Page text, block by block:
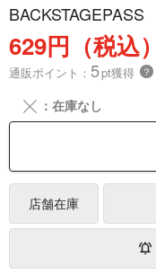
BACKSTAGEPASS
629円（税込）
通販ポイント： 5pt獲得 ？
╳ ：在庫なし
店舗在庫